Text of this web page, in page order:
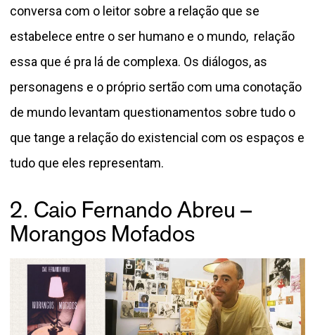
conversa com o leitor sobre a relação que se
estabelece entre o ser humano e o mundo, relação
essa que é pra lá de complexa. Os diálogos, as
personagens e o próprio sertão com uma conotação
de mundo levantam questionamentos sobre tudo o
que tange a relação do existencial com os espaços e
tudo que eles representam.
2. Caio Fernando Abreu –
Morangos Mofados